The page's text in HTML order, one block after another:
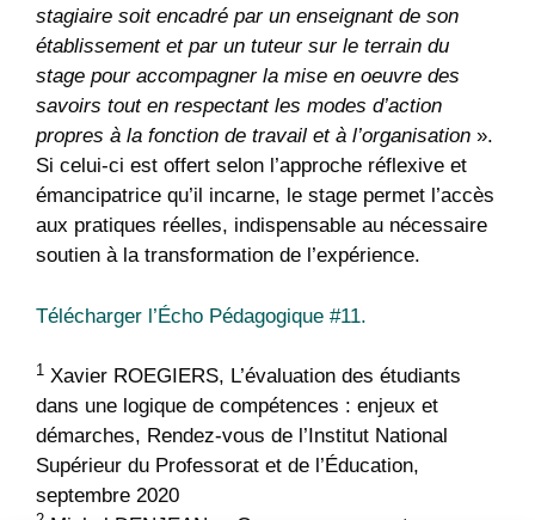
stagiaire soit encadré par un enseignant de son
établissement et par un tuteur sur le terrain du
stage pour accompagner la mise en oeuvre des
savoirs tout en respectant les modes d’action
propres à la fonction de travail et à l’organisation ».
Si celui-ci est offert selon l’approche réflexive et
émancipatrice qu’il incarne, le stage permet l’accès
aux pratiques réelles, indispensable au nécessaire
soutien à la transformation de l’expérience.
Télécharger l’Écho Pédagogique #11.
1 Xavier ROEGIERS, L’évaluation des étudiants
dans une logique de compétences : enjeux et
démarches, Rendez-vous de l’Institut National
Supérieur du Professorat et de l’Éducation,
septembre 2020